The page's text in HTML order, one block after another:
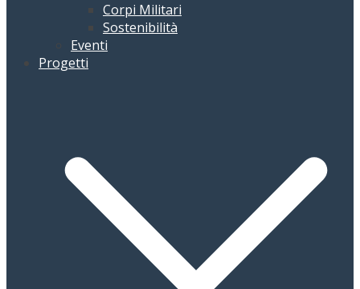
Corpi Militari
Sostenibilità
Eventi
Progetti